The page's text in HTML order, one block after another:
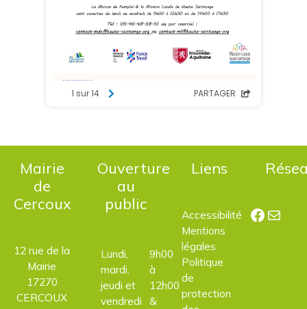
Mairie
de
Cercoux
12 rue de la
Mairie
17270
CERCOUX
Ouverture
au
public
Lundi,
mardi,
jeudi et
vendredi
9h00
à
12h00
&
Liens
Accessibilité
Mentions
légales
Politique
de
protection
E-mail